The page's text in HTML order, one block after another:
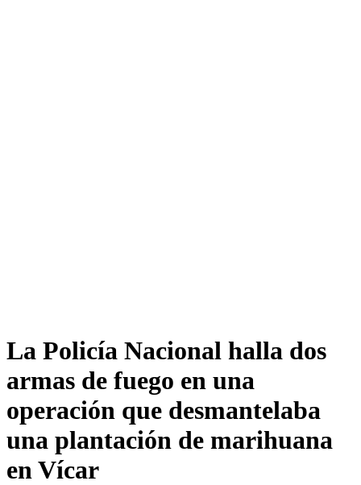
La Policía Nacional halla dos
armas de fuego en una
operación que desmantelaba
una plantación de marihuana
en Vícar